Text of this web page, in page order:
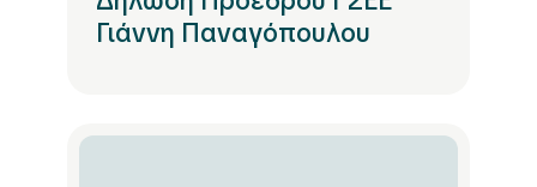
Γιάννη Παναγόπουλου